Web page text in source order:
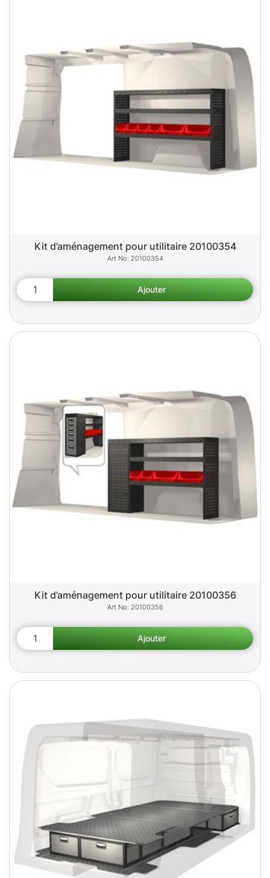
Kit d’aménagement pour utilitaire 20100354
20100354
Kit d’aménagement pour utilitaire 20100356
20100356